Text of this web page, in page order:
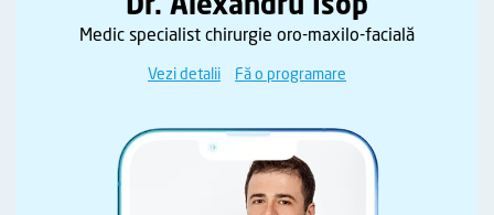
Dr. Alexandru Isop
Medic specialist chirurgie oro-maxilo-facială
Vezi detalii Fă o programare